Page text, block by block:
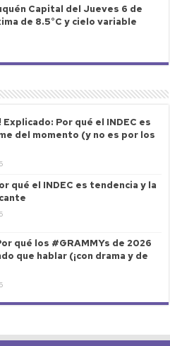
Capital del Jueves 6 de
de 8.5°C y cielo variable
Por qué el INDEC es
del momento (y no es por los
qué el INDEC es tendencia y la
qué los #GRAMMYs de 2026
que hablar (¡con drama y de